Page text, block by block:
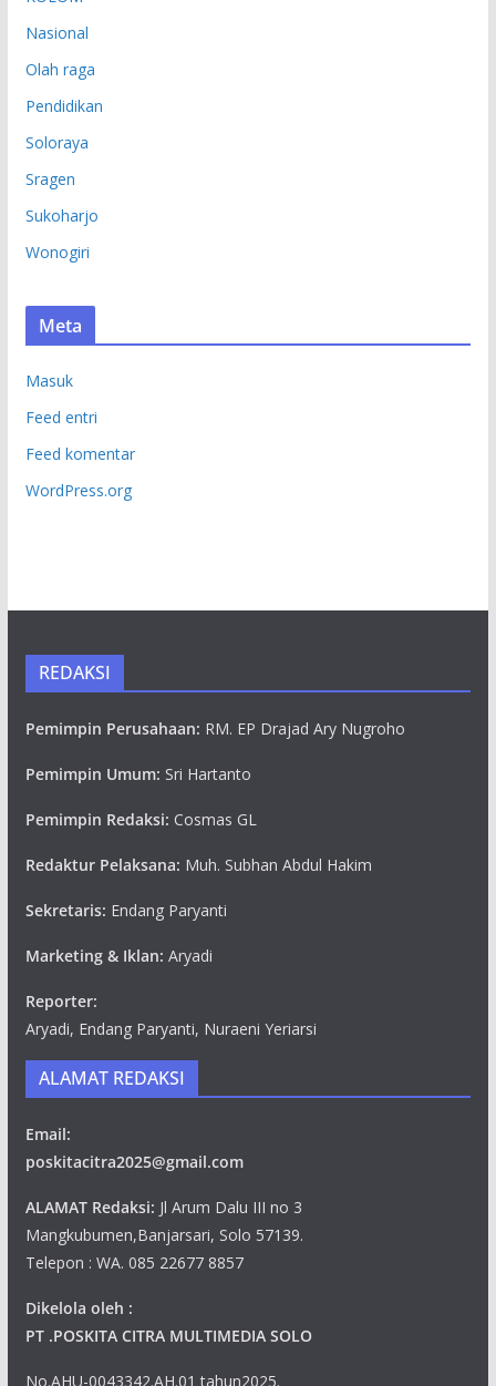
Nasional
Olah raga
Pendidikan
Soloraya
Sragen
Sukoharjo
Wonogiri
Meta
Masuk
Feed entri
Feed komentar
WordPress.org
REDAKSI
Pemimpin Perusahaan: RM. EP Drajad Ary Nugroho
Pemimpin Umum: Sri Hartanto
Pemimpin Redaksi: Cosmas GL
Redaktur Pelaksana: Muh. Subhan Abdul Hakim
Sekretaris: Endang Paryanti
Marketing & Iklan: Aryadi
Reporter:
Aryadi, Endang Paryanti, Nuraeni Yeriarsi
ALAMAT REDAKSI
Email:
poskitacitra2025@gmail.com
ALAMAT Redaksi: Jl Arum Dalu III no 3
Mangkubumen,Banjarsari, Solo 57139.
Telepon : WA. 085 22677 8857
Dikelola oleh :
PT .POSKITA CITRA MULTIMEDIA SOLO
No.AHU-0043342.AH.01 tahun2025.